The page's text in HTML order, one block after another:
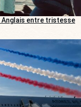
Anglais entre tristesse